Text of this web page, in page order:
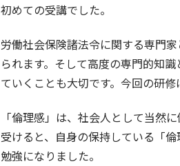
初めての受講でした。
労働社会保険諸法令に関する専門
られます。そして高度の専門的知
ていくことも大切です。今回の研
「倫理感」は、社会人として当然
受けると、自身の保持している「
勉強になりました。